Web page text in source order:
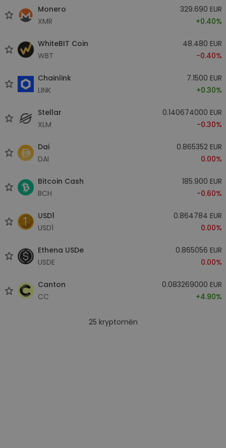
Monero
XMR
329.690 EUR
+0.40%
WhiteBIT Coin
WBT
48.480 EUR
-0.40%
Chainlink
LINK
7.1500 EUR
+0.30%
Stellar
XLM
0.140674000 EUR
-0.30%
Dai
DAI
0.865352 EUR
0.00%
Bitcoin Cash
BCH
185.900 EUR
-0.60%
USD1
USD1
0.864784 EUR
0.00%
Ethena USDe
USDE
0.865056 EUR
0.00%
Canton
CC
0.083269000 EUR
+4.90%
25 kryptoměn